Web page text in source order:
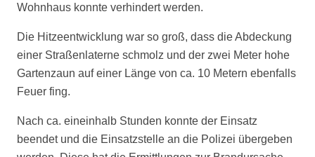
Wohnhaus konnte verhindert werden.
Die Hitzeentwicklung war so groß, dass die Abdeckung
einer Straßenlaterne schmolz und der zwei Meter hohe
Gartenzaun auf einer Länge von ca. 10 Metern ebenfalls
Feuer fing.
Nach ca. eineinhalb Stunden konnte der Einsatz
beendet und die Einsatzstelle an die Polizei übergeben